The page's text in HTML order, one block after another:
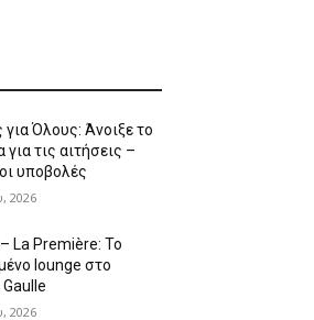
Όλους: Άνοιξε το
τις αιτήσεις –
υποβολές
2026
La Première: Το
lounge στο
2026